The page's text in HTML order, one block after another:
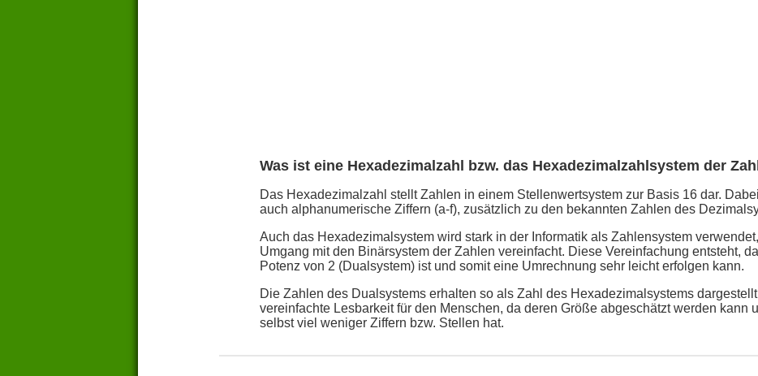
Was ist eine Hexadezimalzahl bzw. das Hexadezimalzahlsystem der
Das Hexadezimalzahl stellt Zahlen in einem Stellenwertsystem zur Basis 16 dar.
auch alphanumerische Ziffern (a-f), zusätzlich zu den bekannten Zahlen des
Auch das Hexadezimalsystem wird stark in der Informatik als Zahlensystem
Umgang mit den Binärsystem der Zahlen vereinfacht. Diese Vereinfachung entsteht,
Potenz von 2 (Dualsystem) ist und somit eine Umrechnung sehr leicht erfolgen kann.
Die Zahlen des Dualsystems erhalten so als Zahl des Hexadezimalsystems
vereinfachte Lesbarkeit für den Menschen, da deren Größe abgeschätzt werden kann
selbst viel weniger Ziffern bzw. Stellen hat.